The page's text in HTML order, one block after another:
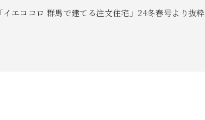
「イエココロ 群馬で建てる注文住宅」24冬春号より抜粋